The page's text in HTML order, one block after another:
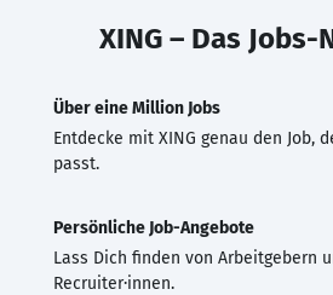
XING – Das
Über eine Million Jobs
Entdecke mit XING genau den Job,
passt.
Persönliche Job-Angebote
Lass Dich finden von Arbeitgebern
Recruiter·innen.